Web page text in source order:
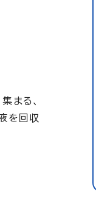
まる、
を回収